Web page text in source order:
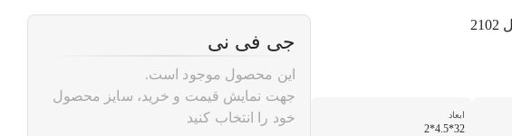
ابعاد
32*4.5*2
جی فی نی
این محصول موجود است.
جهت نمایش قیمت و خرید، سایز محصول
خود را انتخاب کنید